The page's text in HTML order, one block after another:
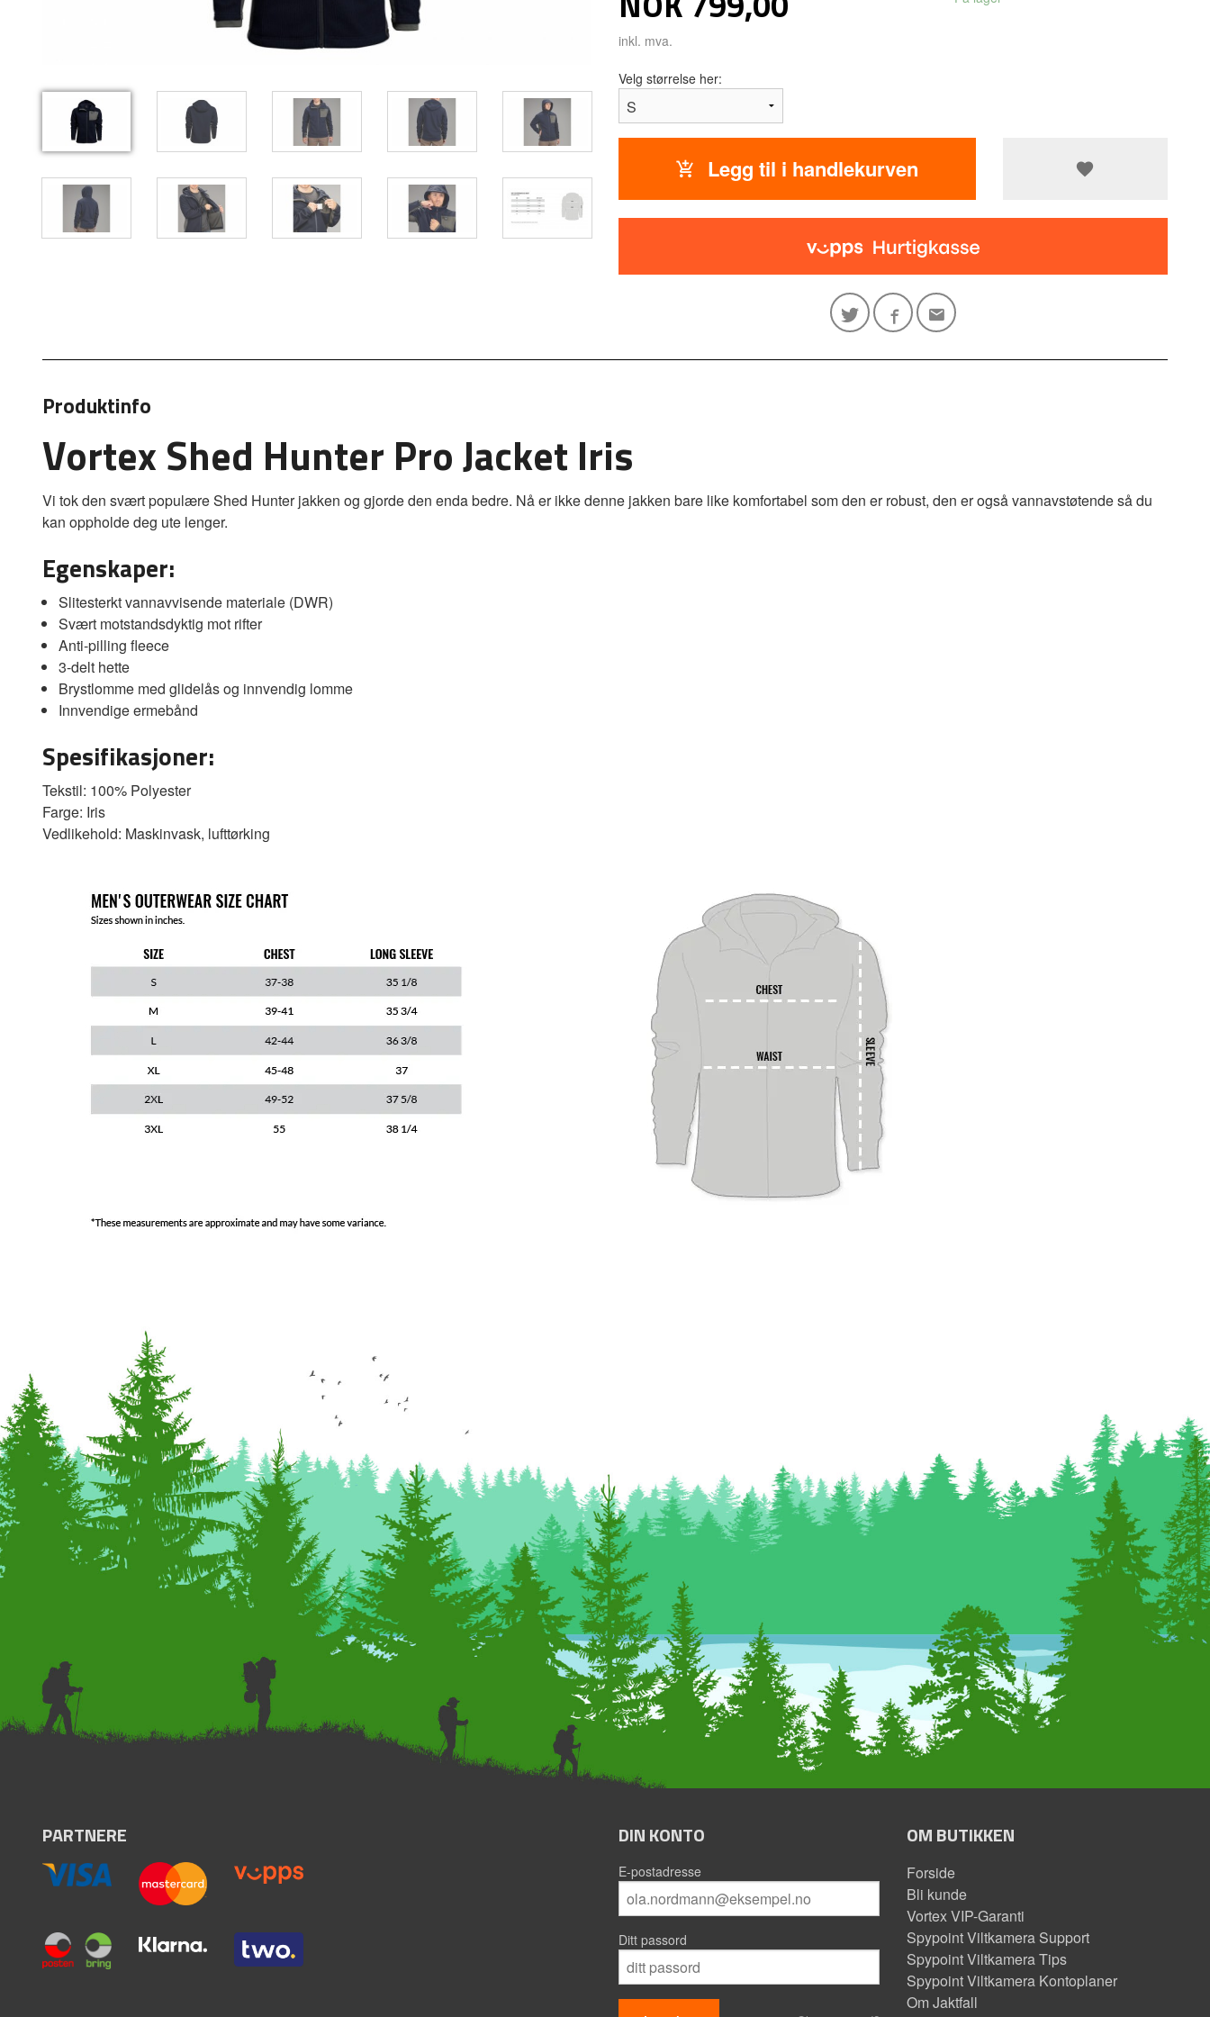
inkl. mva.
Velg størrelse her:
Legg til i handlekurven
Produktinfo
Vortex Shed Hunter Pro Jacket Iris
Vi tok den svært populære Shed Hunter jakken og gjorde den enda bedre. Nå er ikke denne jakken bare like komfortabel som den er robust, den er også vannavstøtende så du
kan oppholde deg ute lenger.
Egenskaper:
Slitesterkt vannavvisende materiale (DWR)
Svært motstandsdyktig mot rifter
Anti-pilling fleece
3-delt hette
Brystlomme med glidelås og innvendig lomme
Innvendige ermebånd
Spesifikasjoner:
Tekstil: 100% Polyester
Farge: Iris
Vedlikehold: Maskinvask, lufttørking
PARTNERE DIN KONTO
E-postadresse
Ditt passord
OM BUTIKKEN
Forside
Bli kunde
Vortex VIP-Garanti
Spypoint Viltkamera Support
Spypoint Viltkamera Tips
Spypoint Viltkamera Kontoplaner
Om Jaktfall